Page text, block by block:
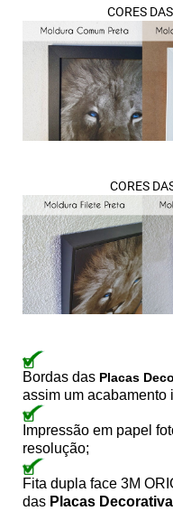
CORES
CORES
Bordas das Placas
assim um acabamento
Impressão em papel
resolução;
Fita dupla face 3M
das Placas